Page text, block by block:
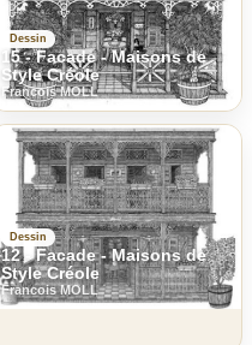
Dessin
15 - Facade - Maisons de
Style Créole
Francois MOLL
Dessin
12 - Facade - Maisons de
Style Créole
Francois MOLL